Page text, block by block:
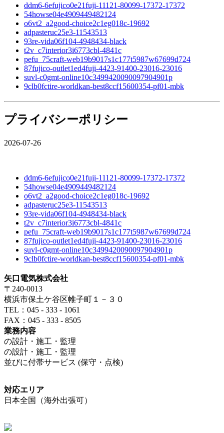
ddm6-6efujico0e21fuji-11121-80099-17372-17372
54howse04e4909449482124
o6vt2_a2good-choice2c1eg018c-19692
adpasteruc25e3-11543513
93re-vida06f104-4948434-black
t2v_c7interior3i6773cbl-4841c
pefu_75craft-web19b9017s1c177t5987w67699d724
87fujico-outlet1ed4fuji-4423-91400-23016-23016
suvl-c0gmt-online10c3499420090097904901p
9clb0fctire-worldkan-best8ccf15600354-pf01-mbk
プライバシーポリシー
2026-07-26
ddm6-6efujico0e21fuji-11121-80099-17372-17372
54howse04e4909449482124
o6vt2_a2good-choice2c1eg018c-19692
adpasteruc25e3-11543513
93re-vida06f104-4948434-black
t2v_c7interior3i6773cbl-4841c
pefu_75craft-web19b9017s1c177t5987w67699d724
87fujico-outlet1ed4fuji-4423-91400-23016-23016
suvl-c0gmt-online10c3499420090097904901p
9clb0fctire-worldkan-best8ccf15600354-pf01-mbk
矢口電気株式会社
〒240-0013
横浜市保土ケ谷区帷子町１－３０
TEL：045 - 333 - 1061
FAX：045 - 333 - 8505
業務内容
の設計・施工・監理
の設計・施工・監理
並びに付帯サービス (保守・点検)
対応エリア
日本全国（海外出張可）